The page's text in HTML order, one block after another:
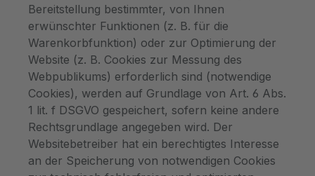
Bereitstellung bestimmter, von Ihnen
erwünschter Funktionen (z. B. für die
Warenkorbfunktion) oder zur Optimierung der
Website (z. B. Cookies zur Messung des
Webpublikums) erforderlich sind (notwendige
Cookies), werden auf Grundlage von Art. 6 Abs.
1 lit. f DSGVO gespeichert, sofern keine andere
Rechtsgrundlage angegeben wird. Der
Websitebetreiber hat ein berechtigtes Interesse
an der Speicherung von notwendigen Cookies